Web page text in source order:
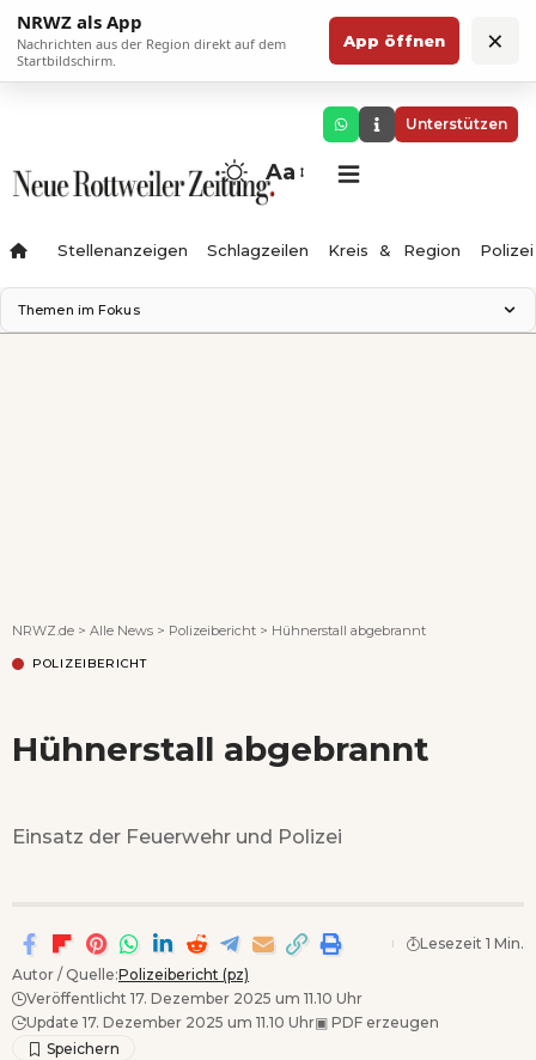
NRWZ als App
Nachrichten aus der Region direkt auf dem
Startbildschirm.
App öffnen ×
Unterstützen
Aa
Stellenanzeigen Schlagzeilen Kreis & Region Polizei
Themen im Fokus
NRWZ.de > Alle News > Polizeibericht > Hühnerstall abgebrannt
POLIZEIBERICHT
Hühnerstall abgebrannt
Einsatz der Feuerwehr und Polizei
Autor / Quelle:Polizeibericht (pz)
Veröffentlicht 17. Dezember 2025 um 11.10 Uhr
Update 17. Dezember 2025 um 11.10 Uhr▣ PDF erzeugen
Lesezeit 1 Min.